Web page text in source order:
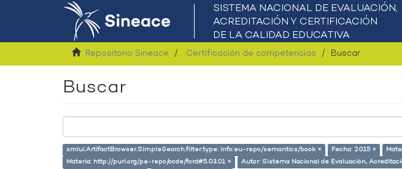
Repositorio Sineace Certificación de competencias Buscar
Buscar
xmlui.ArtifactBrowser.SimpleSearch.filter.type: info:eu-repo/semantics/book × Fecha: 2015 ×
Materia: http://purl.org/pe-repo/ocde/ford#5.03.01 ×
Autor: Sistema Nacional de Evaluación,